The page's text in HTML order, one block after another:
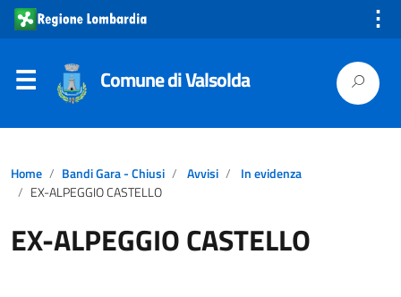
⋮
Comune di Valsolda
Home Bandi Gara - Chiusi Avvisi
In evidenza
EX-ALPEGGIO CASTELLO
EX-ALPEGGIO CASTELLO